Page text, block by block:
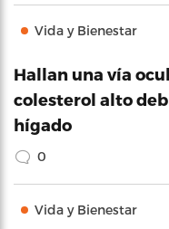
Vida y Bienestar
Hallan una vía
colesterol alto
hígado
0
Vida y Bienestar